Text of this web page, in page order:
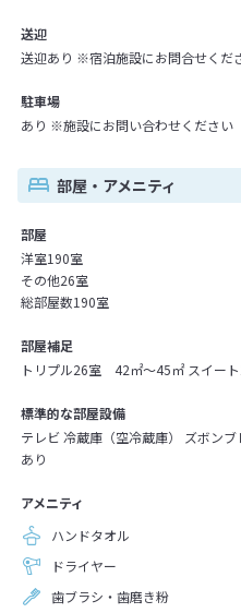
送迎
送迎あり ※宿泊施設にお問合せくだ
駐車場
あり ※施設にお問い合わせください
部屋・アメニティ
部屋
洋室190室
その他26室
総部屋数190室
部屋補足
トリプル26室 42㎡～45㎡ スイー
標準的な部屋設備
テレビ 冷蔵庫（空冷蔵庫） ズボン
あり
アメニティ
ハンドタオル
ドライヤー
歯ブラシ・歯磨き粉